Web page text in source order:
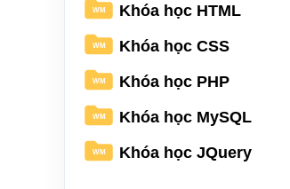
WM Khóa học HTML
WM Khóa học CSS
WM Khóa học PHP
WM Khóa học MySQL
WM Khóa học JQuery